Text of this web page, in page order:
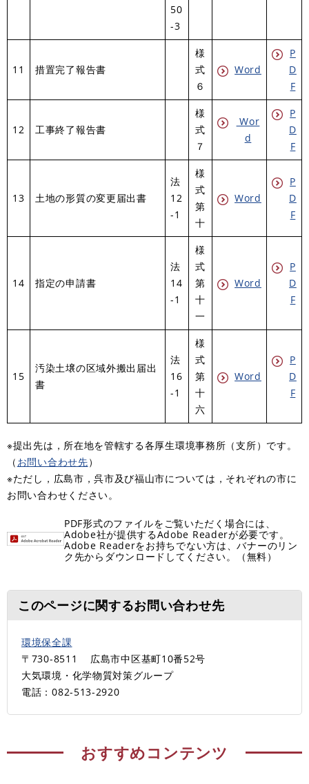
50
-3
11 措置完了報告書
様
式
６
Word
P
D
F
12 工事終了報告書
様
式
７
Wor
d
P
D
F
13 土地の形質の変更届出書
法
12
-1
様
式
第
十
Word
P
D
F
14 指定の申請書
法
14
-1
様
式
第
十
一
Word
P
D
F
15
汚染土壌の区域外搬出届出
書
法
16
-1
様
式
第
十
六
Word
P
D
F
※提出先は，所在地を管轄する各厚生環境事務所（支所）です。
（ お問い合わせ先）
※ただし，広島市，呉市及び福山市については，それぞれの市に
お問い合わせください。
PDF形式のファイルをご覧いただく場合には、
Adobe社が提供するAdobe Readerが必要です。
Adobe Readerをお持ちでない方は、バナーのリン
ク先からダウンロードしてください。（無料）
このページに関するお問い合わせ先
環境保全課
〒730-8511
広島市中区基町10番52号
大気環境・化学物質対策グループ
電話：082-513-2920
おすすめコンテンツ